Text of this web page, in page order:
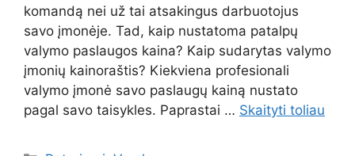
komandą nei už tai atsakingus darbuotojus
savo įmonėje. Tad, kaip nustatoma patalpų
valymo paslaugos kaina? Kaip sudarytas valymo
įmonių kainoraštis? Kiekviena profesionali
valymo įmonė savo paslaugų kainą nustato
pagal savo taisykles. Paprastai … Skaityti toliau